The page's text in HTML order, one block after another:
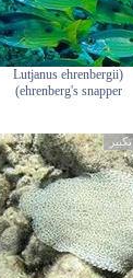
(Lutjanus ehrenbergii
(ehrenberg's snapper
تكبير